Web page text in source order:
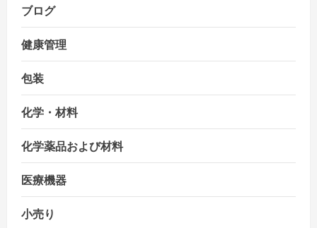
ブログ
健康管理
包装
化学・材料
化学薬品および材料
医療機器
小売り